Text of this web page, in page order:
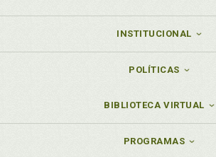
INSTITUCIONAL
POLÍTICAS
BIBLIOTECA VIRTUAL
PROGRAMAS